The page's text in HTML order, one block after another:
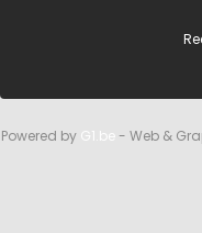
Powered by G1.be- Web &